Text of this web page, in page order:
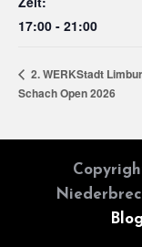
17:00 - 21:00
2. WERKStadt
Schach Open 2026